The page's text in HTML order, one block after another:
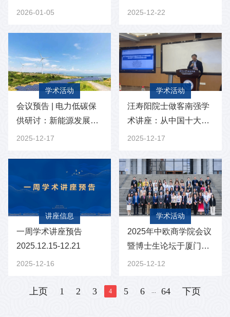
办
2026-01-05 2025-12-22
学术活动
会议预告 | 电力低碳保
供研讨：新能源发展近
期回顾与展望
2025-12-17
学术活动
汪寿阳院士做客南强学
术讲座：从中国十大菜
系的碳排放谈起
2025-12-17
讲座信息
一周学术讲座预告
2025.12.15-12.21
2025-12-16
学术活动
2025年中欧商学院会议
暨博士生论坛于厦门大
学启幕！
2025-12-12
上页 1 2 3 4 5 6 ... 64 下页